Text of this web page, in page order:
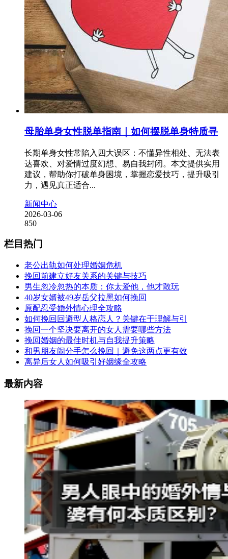
母胎单身女性脱单指南｜如何摆脱单身特质寻
长期单身女性常陷入四大误区：不懂异性相处、无法表
达喜欢、对爱情过度幻想、易自我封闭。本文提供实用
建议，帮助你打破单身困境，掌握恋爱技巧，提升吸引
力，遇见真正适合...
新闻中心
2026-03-06
850
栏目热门
老公出轨如何处理婚姻危机
挽回前建立好友关系的关键与技巧
男生忽冷忽热的本质：你太爱他，他才敢玩
40岁女婿被49岁岳父拉黑如何挽回
原配忍受婚外情心理全攻略
如何挽回回避型人格恋人？关键在于理解与引
挽回一个坚决要离开的女人需要哪些方法
挽回婚姻的最佳时机与自我提升策略
和男朋友闹分手怎么挽回｜避免这两点更有效
离异后女人如何吸引好姻缘全攻略
最新内容